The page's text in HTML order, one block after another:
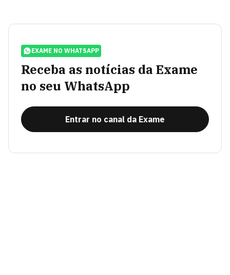
EXAME NO WHATSAPP
Receba as notícias da Exame
no seu WhatsApp
Entrar no canal da Exame